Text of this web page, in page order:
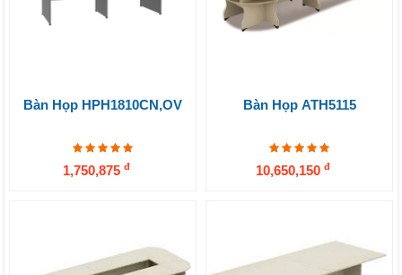
Bàn Họp HPH1810CN,OV
1,750,875 đ
Bàn Họp ATH5115
10,650,150 đ